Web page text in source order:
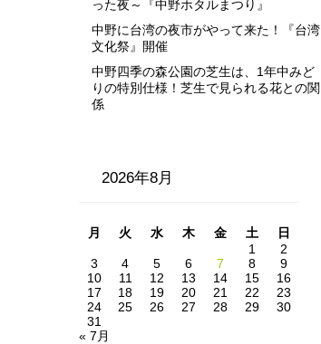
った夜～『中野ホタルまつり』
中野に台湾の夜市がやって来た！『台湾
文化祭』開催
中野四季の森公園の芝生は、1年中みど
りの特別仕様！芝生で見られる花との関
係
2026年8月
月 火 水 木 金 土
日
1
2
3
4 5 6 7 8
9
10
11 12 13 14 15
16
17
18 19 20 21 22
23
24
25 26 27 28 29
30
31
« 7月